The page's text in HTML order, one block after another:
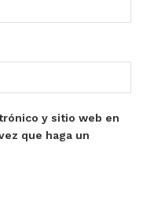
y sitio web en
que haga un